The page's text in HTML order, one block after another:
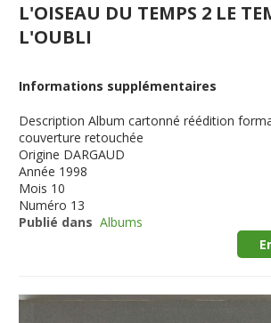
L'OISEAU DU TEMPS 2 LE
L'OUBLI
Informations supplémentaires
Description Album cartonné réédition
couverture retouchée
Origine DARGAUD
Année 1998
Mois 10
Numéro 13
Publié dans Albums